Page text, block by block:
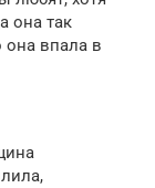
она так
она впала в